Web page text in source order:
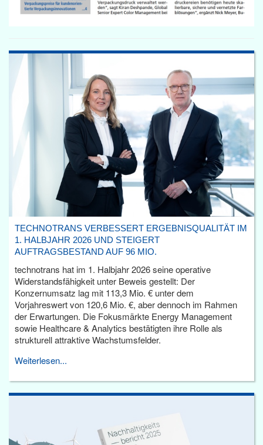
TECHNOTRANS VERBESSERT ERGEBNISQUALITÄT IM
1. HALBJAHR 2026 UND STEIGERT
AUFTRAGSBESTAND AUF 96 MIO.
technotrans hat im 1. Halbjahr 2026 seine operative
Widerstandsfähigkeit unter Beweis gestellt: Der
Konzernumsatz lag mit 113,3 Mio. € unter dem
Vorjahreswert von 120,6 Mio. €, aber dennoch im Rahmen
der Erwartungen. Die Fokusmärkte Energy Management
sowie Healthcare & Analytics bestätigten ihre Rolle als
strukturell attraktive Wachstumsfelder.
Weiterlesen...